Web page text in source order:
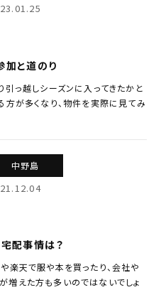
加と道のり
っ越しシーズンに入ってきたかと
方が多くなり、物件を実際に見てみ
中野島
配事情は？
楽天で服や本を買ったり、会社や
増えた方も多いのではないでしょ